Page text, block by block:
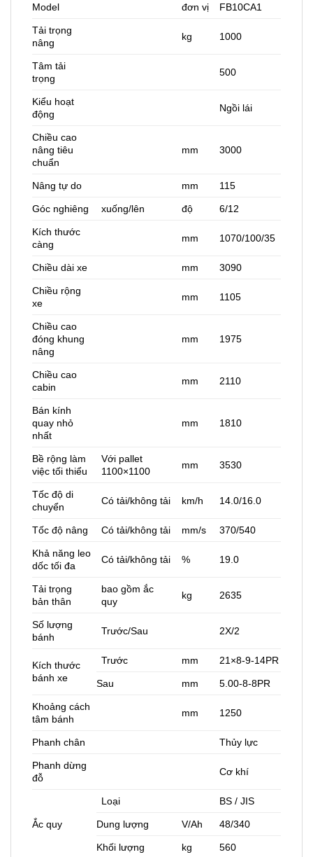
Model đơn vị FB10CA1
Tải trọng
nâng
kg 1000
Tâm tải
trọng
500
Kiểu hoạt
động
Ngồi lái
Chiều cao
nâng tiêu
chuẩn
mm 3000
Nâng tự do mm 115
Góc nghiêng xuống/lên độ 6/12
Kích thước
càng
mm 1070/100/35
Chiều dài xe mm 3090
Chiều rộng
xe
mm 1105
Chiều cao
đóng khung
nâng
mm 1975
Chiều cao
cabin
mm 2110
Bán kính
quay nhỏ
nhất
mm 1810
Bề rộng làm
việc tối thiểu
Với pallet
1100×1100
mm 3530
Tốc độ di
chuyển
Có tải/không tải km/h 14.0/16.0
Tốc độ nâng Có tải/không tải mm/s 370/540
Khả năng leo
dốc tối đa
Có tải/không tải % 19.0
Tải trọng
bản thân
bao gồm ắc
quy
kg 2635
Số lượng
bánh
Trước/Sau 2X/2
Kích thước
bánh xe
Trước mm 21×8-9-14PR
Sau mm 5.00-8-8PR
Khoảng cách
tâm bánh
mm 1250
Phanh chân Thủy lực
Phanh dừng
đỗ
Cơ khí
Ắc quy
Loại BS / JIS
Dung lượng V/Ah 48/340
Khối lượng kg 560